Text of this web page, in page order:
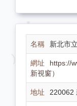
新北市
https://
新視窗）
220062